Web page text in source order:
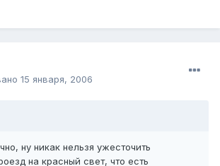
15 января, 2006
ну никак нельзя ужесточить
на красный свет, что есть